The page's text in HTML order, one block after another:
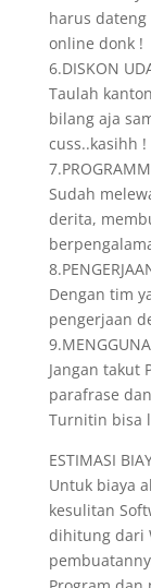
harus
online donk !
6.DISKON
Taulah
bilang aja
cuss..kasihh !
Sudah
derita,
Dengan tim
pengerjaan
Jangan takut
parafrase
Turnitin bisa
ESTIMASI
Untuk biaya
kesulitan
dihitung dari